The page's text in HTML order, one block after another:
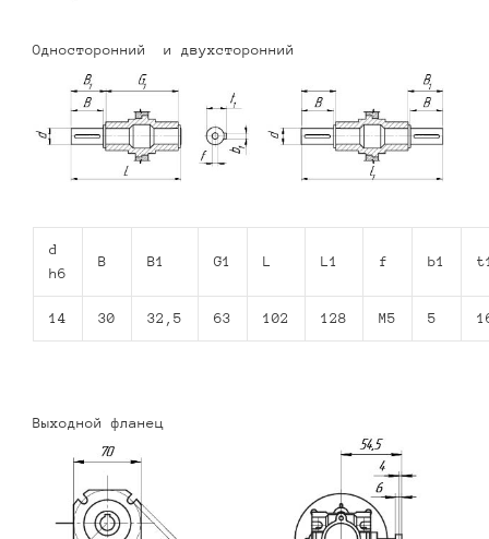
Односторонний и двухсторонний
d
h6
B B1 G1 L L1 f b1
14 30 32,5 63 102 128 M5 5
Выходной фланец